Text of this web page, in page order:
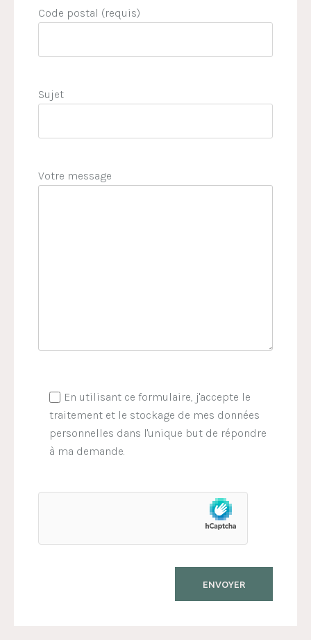
Code postal (requis)
Sujet
Votre message
En utilisant ce formulaire, j'accepte le
traitement et le stockage de mes données
personnelles dans l'unique but de répondre
à ma demande.